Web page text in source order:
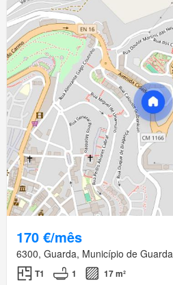
170 €/mês
6300, Guarda, Município de
T1 1
17 m²